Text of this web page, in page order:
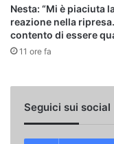
Nesta: “Mi è piaciuta
reazione nella
contento di essere
11 ore fa
Seguici sui social